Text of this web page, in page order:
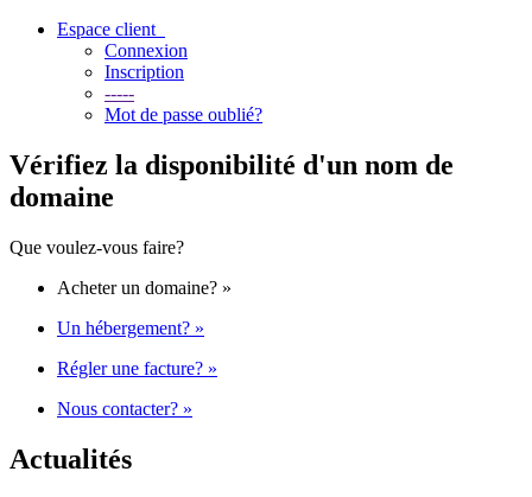
Espace client
Connexion
Inscription
-----
Mot de passe oublié?
Vérifiez la disponibilité d'un nom de
domaine
Que voulez-vous faire?
Acheter un domaine? »
Un hébergement? »
Régler une facture? »
Nous contacter? »
Actualités